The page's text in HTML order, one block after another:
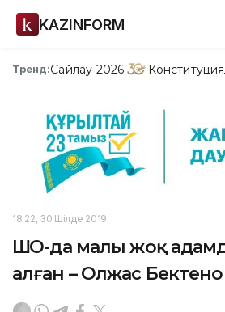
KAZINFORM
Тренд:Сайлау-2026
18:22, 30 Шілде 2019
ШҚО-да малы жоқ
алған – Олжас